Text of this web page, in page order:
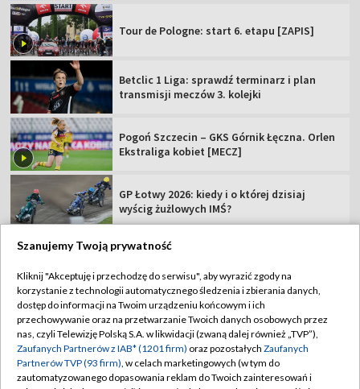
Tour de Pologne: start 6. etapu [ZAPIS]
Betclic 1 Liga: sprawdź terminarz i plan
transmisji meczów 3. kolejki
Pogoń Szczecin – GKS Górnik Łęczna. Orlen
Ekstraliga kobiet [MECZ]
GP Łotwy 2026: kiedy i o której dzisiaj
wyścig żużlowych IMŚ?
TVP
Abonament TVP
Sklep TVP
Biuro Reklamy
Regulamin TVP
Polityka prywatności
Moje zgody
Szanujemy Twoją prywatność
Kliknij "Akceptuję i przechodzę do serwisu", aby wyrazić zgody na
korzystanie z technologii automatycznego śledzenia i zbierania danych,
dostęp do informacji na Twoim urządzeniu końcowym i ich
przechowywanie oraz na przetwarzanie Twoich danych osobowych przez
nas, czyli Telewizję Polską S.A. w likwidacji (zwaną dalej również „TVP”),
Zaufanych Partnerów z IAB* (1201 firm) oraz pozostałych Zaufanych
Partnerów TVP (93 firm), w celach marketingowych (w tym do
zautomatyzowanego dopasowania reklam do Twoich zainteresowań i